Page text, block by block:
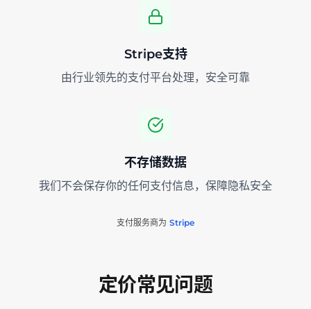
Stripe支持
由行业领先的支付平台处理，安全可靠
不存储数据
我们不会保存你的任何支付信息，保障隐私安全
支付服务商为 Stripe
定价常见问题